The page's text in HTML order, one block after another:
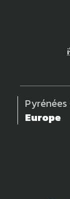
Pyrénées
Europe